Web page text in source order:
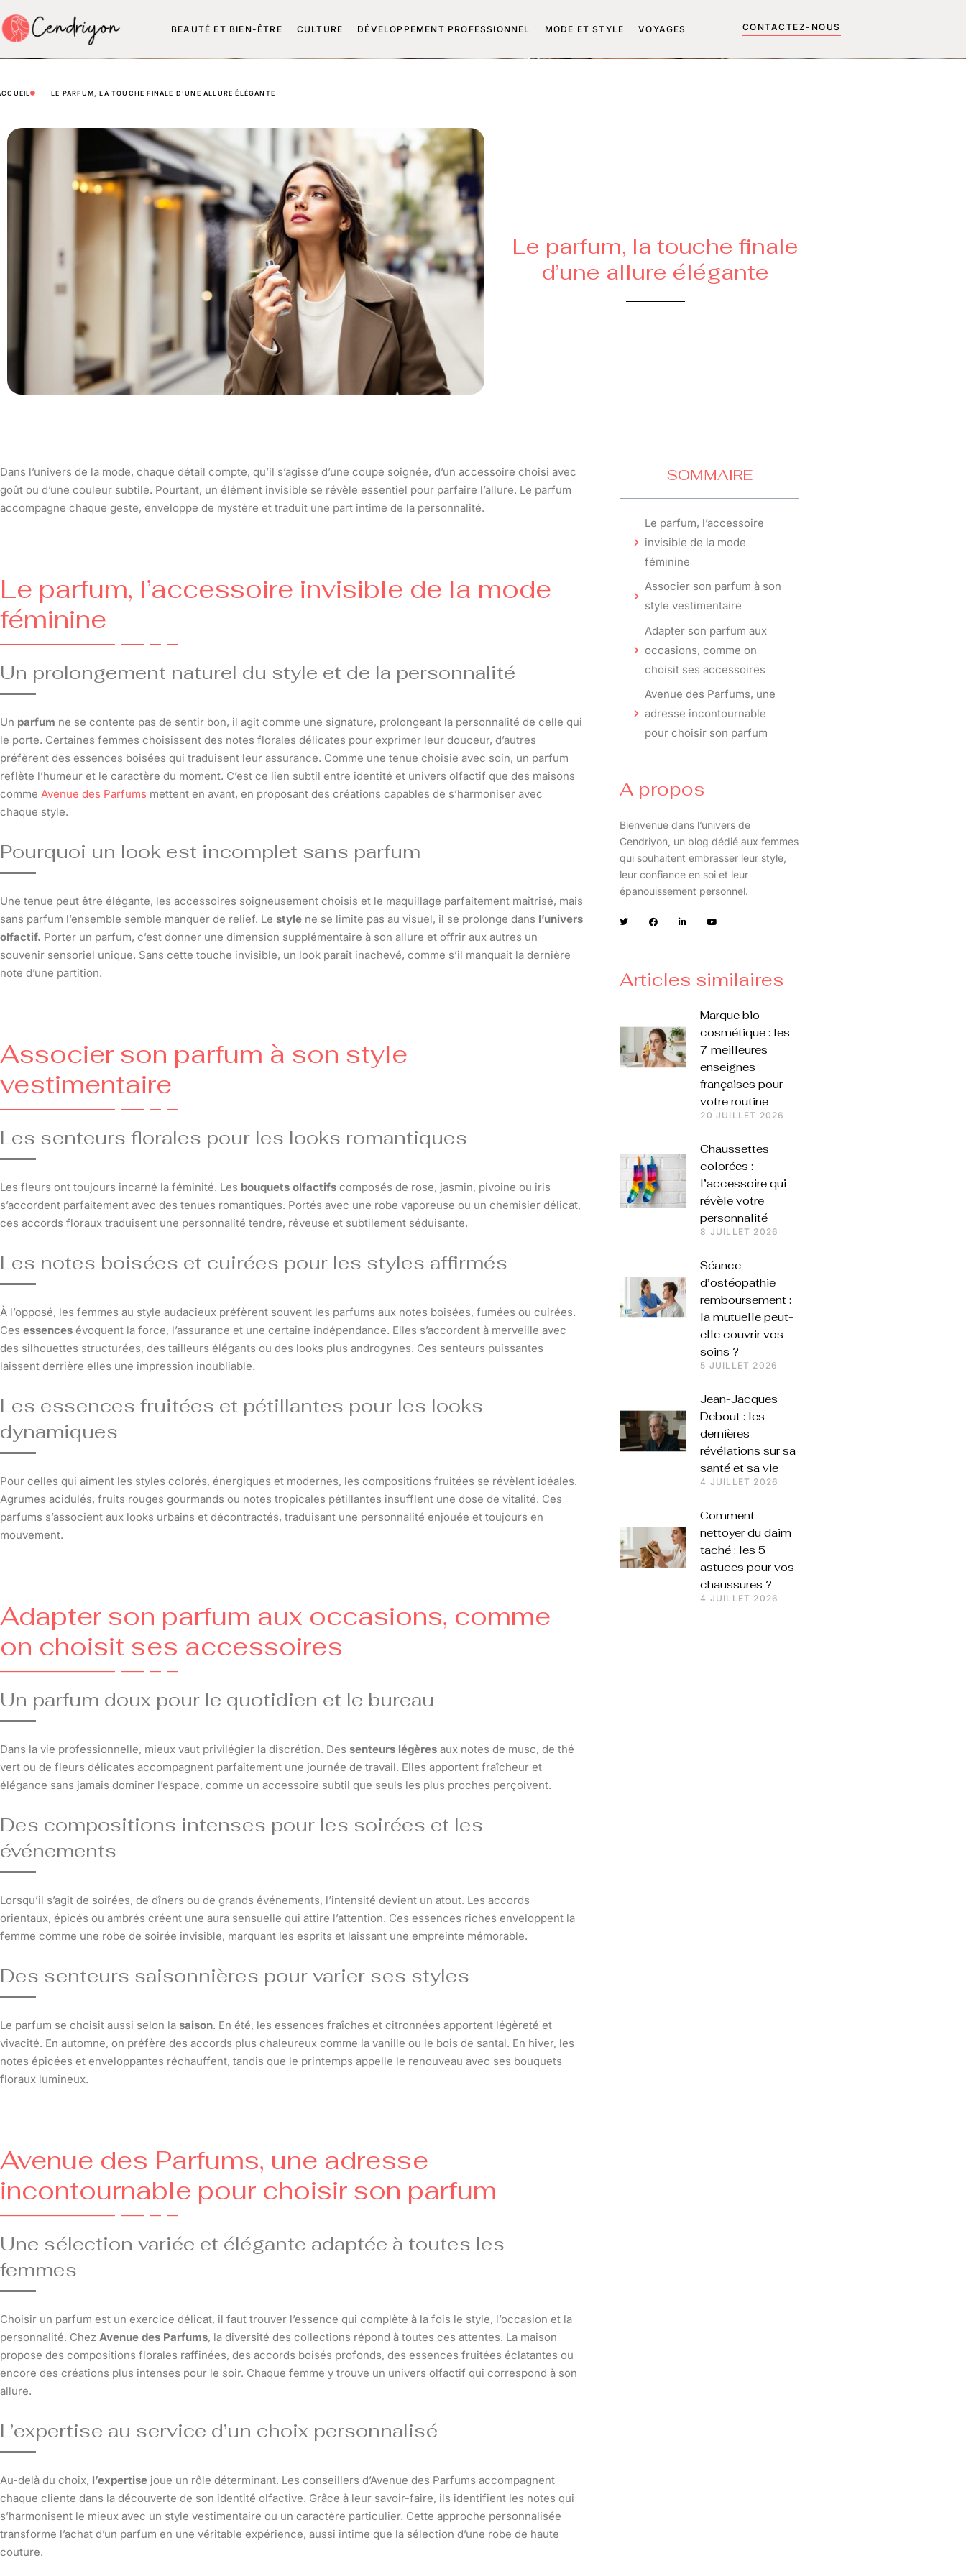
BEAUTÉ ET BIEN-ÊTRE CULTURE DÉVELOPPEMENT PROFESSIONNEL MODE ET STYLE VOYAGES CONTACTEZ-NOUS
LE PARFUM, LA TOUCHE FINALE D’UNE ALLURE ÉLÉGANTE
Le parfum, la touche finale
d’une allure élégante
Dans l’univers de la mode, chaque détail compte, qu’il s’agisse d’une coupe soignée, d’un accessoire choisi avec
goût ou d’une couleur subtile. Pourtant, un élément invisible se révèle essentiel pour parfaire l’allure. Le parfum
accompagne chaque geste, enveloppe de mystère et traduit une part intime de la personnalité.
Le parfum, l’accessoire invisible de la mode
féminine
Un prolongement naturel du style et de la personnalité
Un parfum ne se contente pas de sentir bon, il agit comme une signature, prolongeant la personnalité de celle qui
le porte. Certaines femmes choisissent des notes florales délicates pour exprimer leur douceur, d’autres
préfèrent des essences boisées qui traduisent leur assurance. Comme une tenue choisie avec soin, un parfum
reflète l’humeur et le caractère du moment. C’est ce lien subtil entre identité et univers olfactif que des maisons
comme Avenue des Parfums mettent en avant, en proposant des créations capables de s’harmoniser avec
chaque style.
Pourquoi un look est incomplet sans parfum
Une tenue peut être élégante, les accessoires soigneusement choisis et le maquillage parfaitement maîtrisé, mais
sans parfum l’ensemble semble manquer de relief. Le style ne se limite pas au visuel, il se prolonge dans l’univers
olfactif. Porter un parfum, c’est donner une dimension supplémentaire à son allure et offrir aux autres un
souvenir sensoriel unique. Sans cette touche invisible, un look paraît inachevé, comme s’il manquait la dernière
note d’une partition.
Associer son parfum à son style
vestimentaire
Les senteurs florales pour les looks romantiques
Les fleurs ont toujours incarné la féminité. Les bouquets olfactifs composés de rose, jasmin, pivoine ou iris
s’accordent parfaitement avec des tenues romantiques. Portés avec une robe vaporeuse ou un chemisier délicat,
ces accords floraux traduisent une personnalité tendre, rêveuse et subtilement séduisante.
Les notes boisées et cuirées pour les styles affirmés
À l’opposé, les femmes au style audacieux préfèrent souvent les parfums aux notes boisées, fumées ou cuirées.
Ces essences évoquent la force, l’assurance et une certaine indépendance. Elles s’accordent à merveille avec
des silhouettes structurées, des tailleurs élégants ou des looks plus androgynes. Ces senteurs puissantes
laissent derrière elles une impression inoubliable.
Les essences fruitées et pétillantes pour les looks
dynamiques
Pour celles qui aiment les styles colorés, énergiques et modernes, les compositions fruitées se révèlent idéales.
Agrumes acidulés, fruits rouges gourmands ou notes tropicales pétillantes insufflent une dose de vitalité. Ces
parfums s’associent aux looks urbains et décontractés, traduisant une personnalité enjouée et toujours en
mouvement.
Adapter son parfum aux occasions, comme
on choisit ses accessoires
Un parfum doux pour le quotidien et le bureau
Dans la vie professionnelle, mieux vaut privilégier la discrétion. Des senteurs légères aux notes de musc, de thé
vert ou de fleurs délicates accompagnent parfaitement une journée de travail. Elles apportent fraîcheur et
élégance sans jamais dominer l’espace, comme un accessoire subtil que seuls les plus proches perçoivent.
Des compositions intenses pour les soirées et les
événements
Lorsqu’il s’agit de soirées, de dîners ou de grands événements, l’intensité devient un atout. Les accords
orientaux, épicés ou ambrés créent une aura sensuelle qui attire l’attention. Ces essences riches enveloppent la
femme comme une robe de soirée invisible, marquant les esprits et laissant une empreinte mémorable.
Des senteurs saisonnières pour varier ses styles
Le parfum se choisit aussi selon la saison. En été, les essences fraîches et citronnées apportent légèreté et
vivacité. En automne, on préfère des accords plus chaleureux comme la vanille ou le bois de santal. En hiver, les
notes épicées et enveloppantes réchauffent, tandis que le printemps appelle le renouveau avec ses bouquets
floraux lumineux.
Avenue des Parfums, une adresse
incontournable pour choisir son parfum
Une sélection variée et élégante adaptée à toutes les
femmes
Choisir un parfum est un exercice délicat, il faut trouver l’essence qui complète à la fois le style, l’occasion et la
personnalité. Chez Avenue des Parfums, la diversité des collections répond à toutes ces attentes. La maison
propose des compositions florales raffinées, des accords boisés profonds, des essences fruitées éclatantes ou
encore des créations plus intenses pour le soir. Chaque femme y trouve un univers olfactif qui correspond à son
allure.
L’expertise au service d’un choix personnalisé
Au-delà du choix, l’expertise joue un rôle déterminant. Les conseillers d’Avenue des Parfums accompagnent
chaque cliente dans la découverte de son identité olfactive. Grâce à leur savoir-faire, ils identifient les notes qui
s’harmonisent le mieux avec un style vestimentaire ou un caractère particulier. Cette approche personnalisée
transforme l’achat d’un parfum en une véritable expérience, aussi intime que la sélection d’une robe de haute
couture.
SOMMAIRE
Le parfum, l’accessoire
invisible de la mode
féminine
Associer son parfum à son
style vestimentaire
Adapter son parfum aux
occasions, comme on
choisit ses accessoires
Avenue des Parfums, une
adresse incontournable
pour choisir son parfum
A propos
Bienvenue dans l’univers de
Cendriyon, un blog dédié aux femmes
qui souhaitent embrasser leur style,
leur confiance en soi et leur
épanouissement personnel.
Articles similaires
Marque bio
cosmétique : les
7 meilleures
enseignes
françaises pour
votre routine
20 JUILLET 2026
Chaussettes
colorées :
l’accessoire qui
révèle votre
personnalité
8 JUILLET 2026
Séance
d’ostéopathie
remboursement :
la mutuelle peut-
elle couvrir vos
soins ?
5 JUILLET 2026
Jean-Jacques
Debout : les
dernières
révélations sur sa
santé et sa vie
4 JUILLET 2026
Comment
nettoyer du daim
taché : les 5
astuces pour vos
chaussures ?
4 JUILLET 2026